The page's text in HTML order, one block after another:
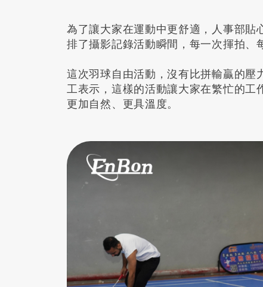
為了讓大家在運動中更舒適，人事部
排了攝影記錄活動瞬間，每一次揮拍、
這次羽球自由活動，沒有比拼輸贏的壓
工表示，這樣的活動讓大家在繁忙的
更加自然、更具溫度。